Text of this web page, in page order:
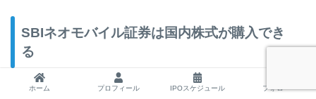
SBIネオモバイル証券は国内株式が購入でき
る
ホーム プロフィール IPOスケジュール フォロー